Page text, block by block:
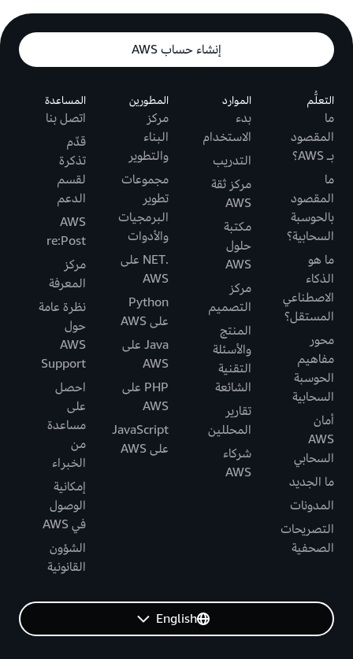
إنشاء حساب AWS
التعلُّم
ما
المقصود
بـ AWS؟
ما
المقصود
بالحوسبة
السحابية؟
ما هو
الذكاء
الاصطناعي
المستقل؟
محور
مفاهيم
الحوسبة
السحابية
أمان
AWS
السحابي
ما الجديد
المدونات
التصريحات
الصحفية
الموارد
بدء
الاستخدام
التدريب
مركز ثقة
AWS
مكتبة
حلول
AWS
مركز
التصميم
المنتج
والأسئلة
التقنية
الشائعة
تقارير
المحللين
شركاء
AWS
المطورين
مركز
البناء
والتطوير
مجموعات
تطوير
البرمجيات
والأدوات
.NET على
AWS
Python
على AWS
Java على
AWS
PHP على
AWS
JavaScript
على AWS
المساعدة
اتصل بنا
قدّم
تذكرة
لقسم
الدعم
AWS
re:Post
مركز
المعرفة
نظرة عامة
حول
AWS
Support
احصل
على
مساعدة
من
الخبراء
إمكانية
الوصول
في AWS
الشؤون
القانونية
English